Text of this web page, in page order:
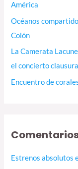
América
Océanos
Colón
La Camerata
el concierto
Encuentro de
Estrenos absolutos